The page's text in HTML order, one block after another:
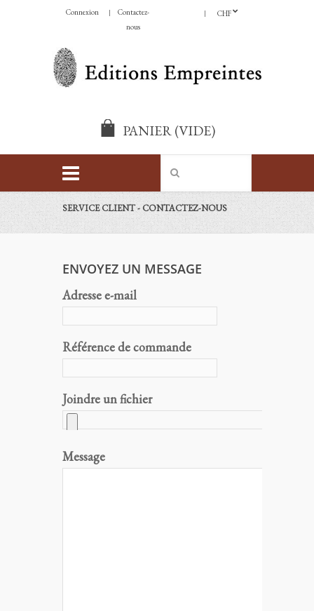
Connexion CHF
Contactez-
nous
PANIER(VIDE)
SERVICE CLIENT - CONTACTEZ-NOUS
ENVOYEZ UN MESSAGE
Adresse e-mail
Référence de commande
Joindre un fichier
Message